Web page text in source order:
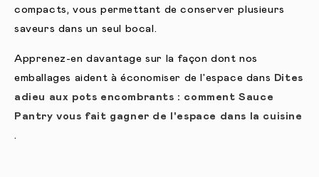
compacts, vous permettant de conserver plusieurs
saveurs dans un seul bocal.
Apprenez-en davantage sur la façon dont nos
emballages aident à économiser de l'espace dans Dites
adieu aux pots encombrants : comment Sauce
Pantry vous fait gagner de l'espace dans la cuisine
.